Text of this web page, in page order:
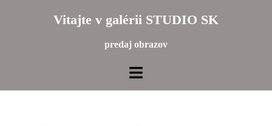
Vitajte v galérii STUDIO SK
predaj obrazov